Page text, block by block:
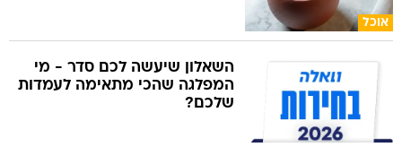
אוכל
השאלון שיעשה לכם סדר - מי
המפלגה שהכי מתאימה לעמדות
שלכם?